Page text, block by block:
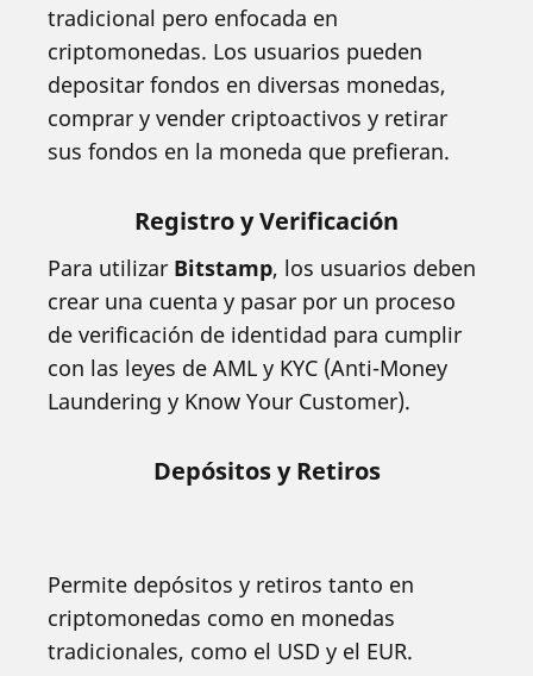
tradicional pero enfocada en
criptomonedas. Los usuarios pueden
depositar fondos en diversas monedas,
comprar y vender criptoactivos y retirar
sus fondos en la moneda que prefieran.
Registro y Verificación
Para utilizar Bitstamp, los usuarios deben
crear una cuenta y pasar por un proceso
de verificación de identidad para cumplir
con las leyes de AML y KYC (Anti-Money
Laundering y Know Your Customer).
Depósitos y Retiros
Permite depósitos y retiros tanto en
criptomonedas como en monedas
tradicionales, como el USD y el EUR.